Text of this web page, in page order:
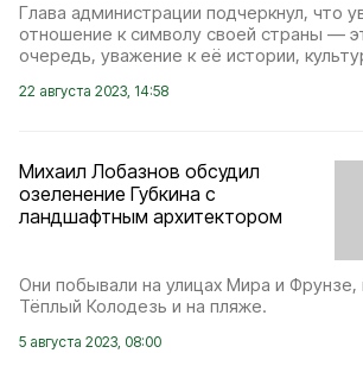
Глава администрации подчеркнул, что
отношение к символу своей страны —
очередь, уважение к её истории,
22 августа 2023, 14:58
Михаил Лобазнов обсудил
озеленение Губкина с
ландшафтным архитектором
Они побывали на улицах Мира и Фрунзе,
Тёплый Колодезь и на пляже.
5 августа 2023, 08:00